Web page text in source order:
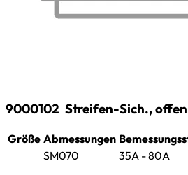
9000102 Streifen-Sich., offen
Größe Abmessungen
SM070
35A - 80A